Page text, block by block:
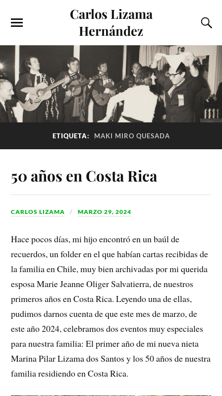
Carlos Lizama
Hernández
ETIQUETA: MAKI MIRO QUESADA
50 años en Costa Rica
CARLOS LIZAMA MARZO 29, 2024
Hace pocos días, mi hijo encontró en un baúl de
recuerdos, un folder en el que habían cartas recibidas de
la familia en Chile, muy bien archivadas por mi querida
esposa Marie Jeanne Oliger Salvatierra, de nuestros
primeros años en Costa Rica. Leyendo una de ellas,
pudimos darnos cuenta de que este mes de marzo, de
este año 2024, celebramos dos eventos muy especiales
para nuestra familia: El primer año de mi nueva nieta
Marina Pilar Lizama dos Santos y los 50 años de nuestra
familia residiendo en Costa Rica.